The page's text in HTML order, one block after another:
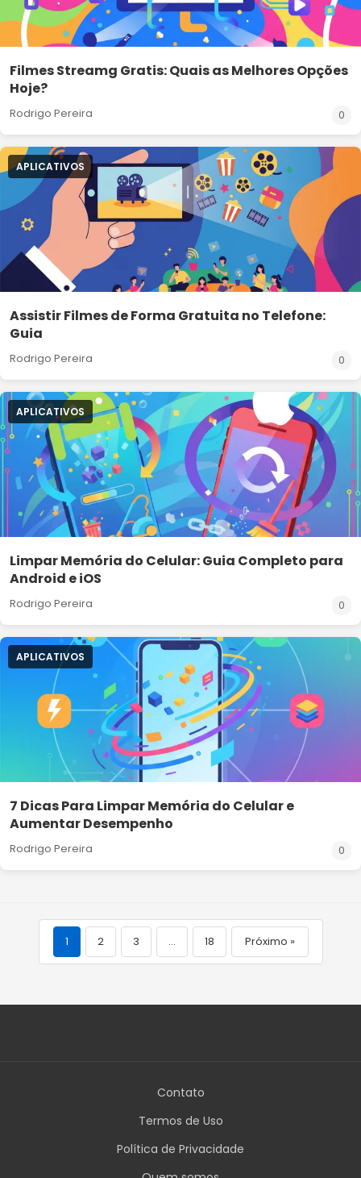
Filmes Streamg Gratis: Quais as Melhores Opções
Hoje?
Rodrigo Pereira 0
APLICATIVOS
Assistir Filmes de Forma Gratuita no Telefone:
Guia
Rodrigo Pereira 0
APLICATIVOS
Limpar Memória do Celular: Guia Completo para
Android e iOS
Rodrigo Pereira 0
APLICATIVOS
7 Dicas Para Limpar Memória do Celular e
Aumentar Desempenho
Rodrigo Pereira 0
1 2 3 … 18 Próximo »
Contato
Termos de Uso
Política de Privacidade